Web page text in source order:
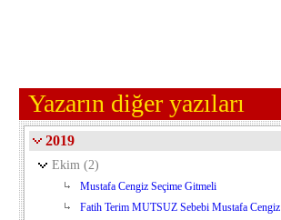
Yazarın diğer yazıları
2019
Ekim (2)
Mustafa Cengiz Seçime Gitmeli
Fatih Terim MUTSUZ Sebebi Mustafa Cengiz